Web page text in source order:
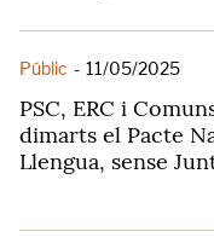
Públic - 11/05/2025
PSC, ERC i
dimarts el Pacte
Llengua, sense